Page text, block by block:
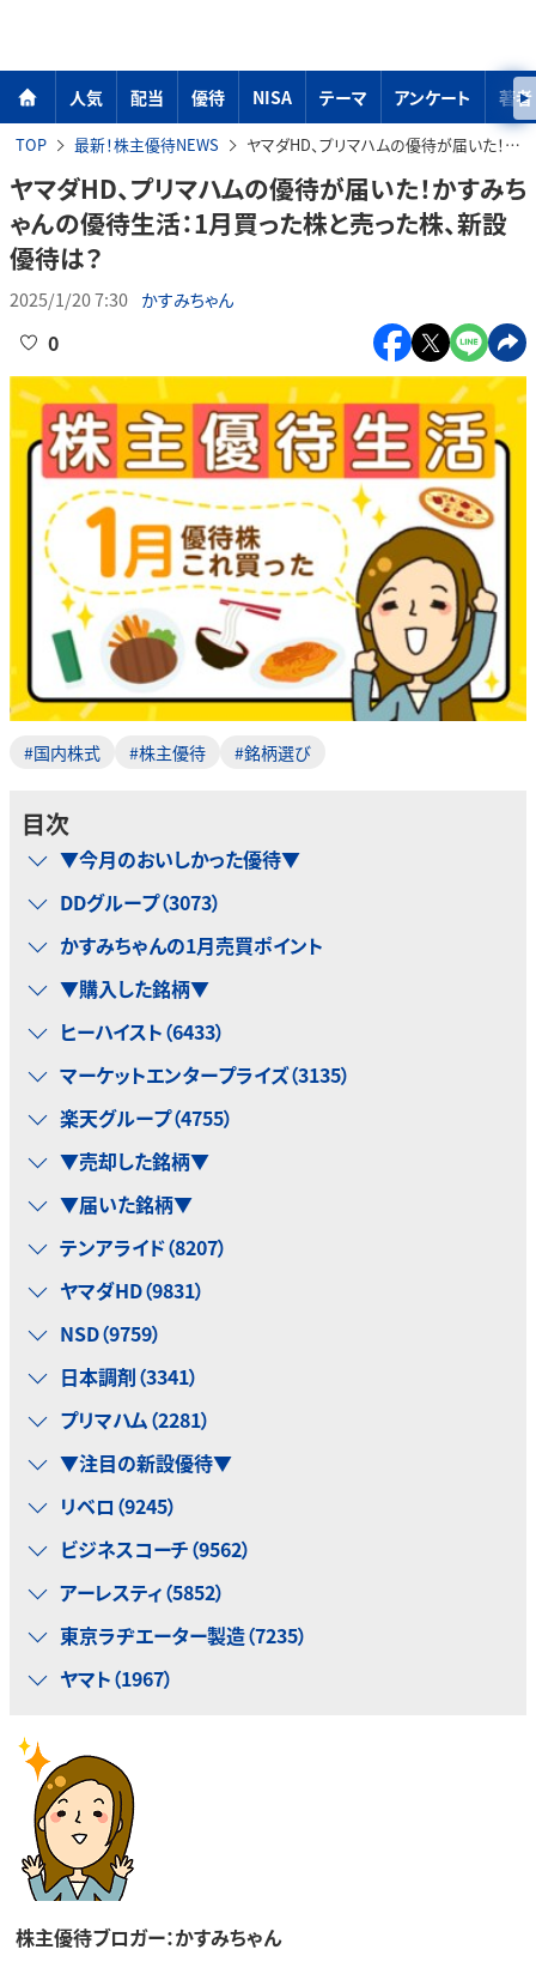
人気 配当 優待 NISA テーマ アンケート 著者
TOP 最新！株主優待NEWS ヤマダHD、プリマハムの優待が届いた！かすみちゃんの優待生活：1月買った株と売った株、新設優待は？
ヤマダHD、プリマハムの優待が届いた！かすみち
ゃんの優待生活：1月買った株と売った株、新設
優待は？
2025/1/20 7:30 かすみちゃん
0
#国内株式 #株主優待 #銘柄選び
目次
▼今月のおいしかった優待▼
DDグループ（3073）
かすみちゃんの1月売買ポイント
▼購入した銘柄▼
ヒーハイスト（6433）
マーケットエンタープライズ（3135）
楽天グループ（4755）
▼売却した銘柄▼
▼届いた銘柄▼
テンアライド（8207）
ヤマダHD（9831）
NSD（9759）
日本調剤（3341）
プリマハム（2281）
▼注目の新設優待▼
リベロ（9245）
ビジネスコーチ（9562）
アーレスティ（5852）
東京ラヂエーター製造（7235）
ヤマト（1967）
株主優待ブロガー：かすみちゃん